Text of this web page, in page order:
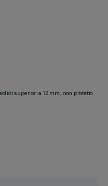
superiori a 12 mm, non protetto